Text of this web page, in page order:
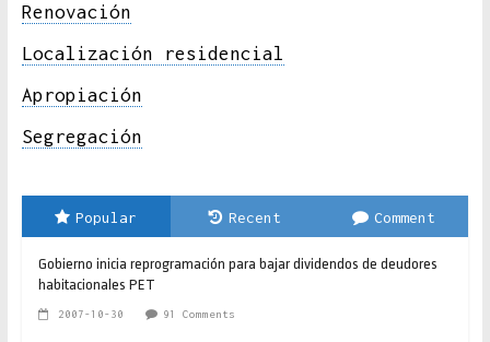
Renovación
Localización residencial
Apropiación
Segregación
Popular Recent Comment
Gobierno inicia reprogramación para bajar dividendos de deudores
habitacionales PET
2007-10-30 91 Comments